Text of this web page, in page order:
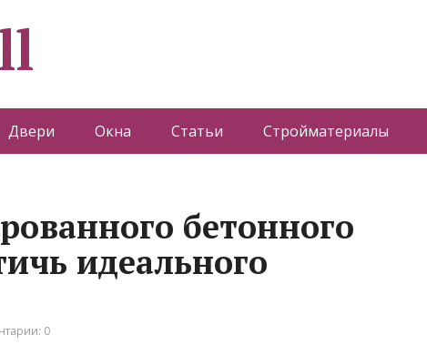
Двери Окна Статьи Стройматериалы
бетонного
идеального
0